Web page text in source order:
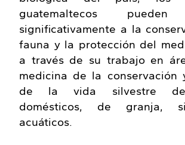
guatemaltecos pueden
significativamente a la
fauna y la protección del
a través de su trabajo en
medicina de la conservación
de la vida silvestre de
domésticos, de granja,
acuáticos.